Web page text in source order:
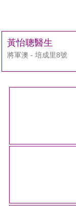
黃怡聰醫生
將軍澳 - 培成里8號